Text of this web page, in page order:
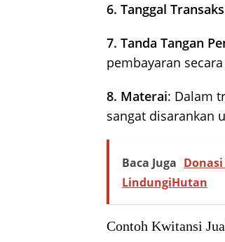
6. Tanggal
7. Tanda Tangan
pembayaran
8. Materai: Dalam
sangat disarankan
Baca Juga
LindungiHutan
Contoh Kwitansi